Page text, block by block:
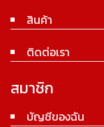
สินค้า
ติดต่อเรา
สมาชิก
บัญชีของฉัน